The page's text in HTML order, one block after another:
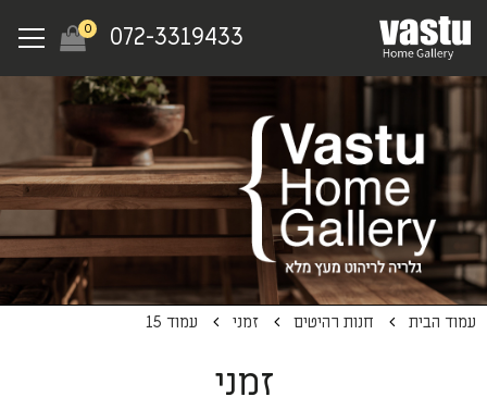
main
072-3319433
0
Menu
עמוד הבית חנות רהיטים זמני עמוד 15
זמני